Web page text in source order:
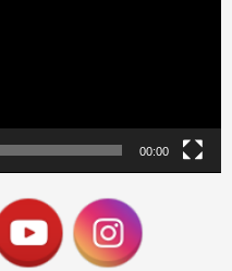
00:00